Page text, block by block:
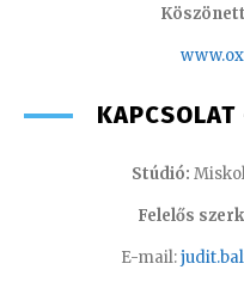
Stúdió:
Felelős
E-mail: